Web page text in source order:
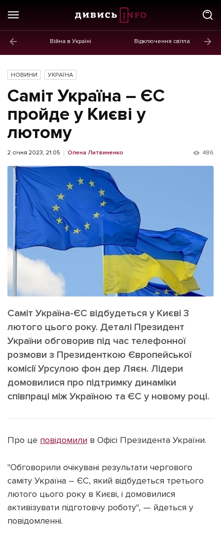
Війна в Україні Відключення світла
Новини
Політика
Економіка
Бізнес
Життя
Культура
Афіша
ІНШЕ
Інтерв'ю
Картки
Розслідування
Погляди
Ініціативи
Лонгріди
Прес-релізи
Фото/Відео
Made in Lviv
[email protected] Реклама на сайті
Наші соц мережі
Підтримати dyvys.info
НОВИНИ УКРАЇНА
Саміт Україна – ЄС
пройде у Києві у
лютому
2 січня 2023, 21:05 Олена Литвиненко 486
Саміт Україна-ЄС відбудеться у Києві 3
лютого цього року. Деталі Президент
України обговорив під час телефонної
розмови з Президенткою Європейської
комісії Урсулою фон дер Ляєн. Лідери
домовилися про підтримку динаміки
співпраці між Україною та ЄС у новому році.
Про це повідомили в Офісі Президента України.
"Обговорили очікувані результати чергового
саміту Україна – ЄС, який відбудеться третього
лютого цього року в Києві, і домовилися
активізувати підготовчу роботу", — йдеться у
повідомленні.